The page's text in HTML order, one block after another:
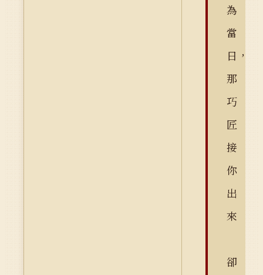
為
當
日，
那
巧
匠
接
你
出
來
卻